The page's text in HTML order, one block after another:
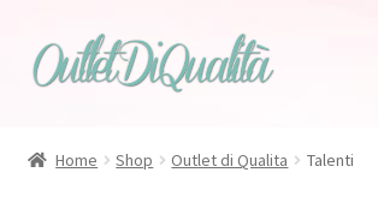
Vai
alla
Vai
al
Home Shop Outlet di Qualita Talenti